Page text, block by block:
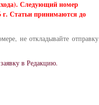
Следующий номер
Статьи принимаются до
не откладывайте отправку
в Редакцию.